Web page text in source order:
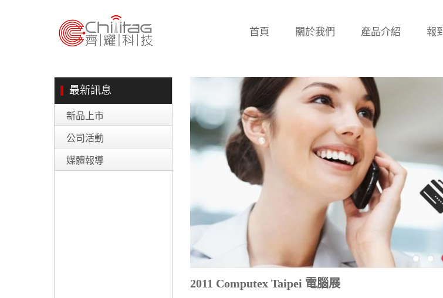
首頁 關於我們 產品介紹 報
最新訊息
新品上市
公司活動
媒體報導
2011 Computex Taipei 電腦展